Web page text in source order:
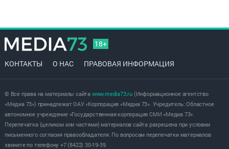
18+
КОНТАКТЫ О НАС ПРАВОВАЯ ИНФОРМАЦИЯ
© Все права на материалы сайта www.media73.ru(Информационное агентство
«Медиа 73») принадлежат ОАУ «Корпорация «Медиа 73». Учредитель: Областное
автономное учреждение «Государственная корпорация СМИ «Медиа 73».
Перепечатка (целиком или частями) материалов сайта разрешена при условии
письменного согласия правообладателя. По вопросам перепечатки материалов
звоните по телефону +7 (8422) 30-19-39.